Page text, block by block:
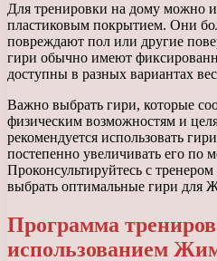
Для тренировки на дому можно
пластиковым покрытием. Они
повреждают пол или другие
гири обычно имеют
доступны в разных вариантах
Важно выбрать гири, которые
физическим возможностям и
рекомендуется использовать
постепенно увеличивать его по
Проконсультируйтесь с
выбрать оптимальные гири для
Программа
использованием